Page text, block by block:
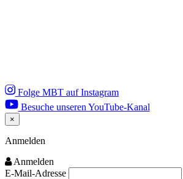
Folge MBT auf Instagram
Besuche unseren YouTube-Kanal
×
Close
Anmelden
Anmelden
E-Mail-Adresse